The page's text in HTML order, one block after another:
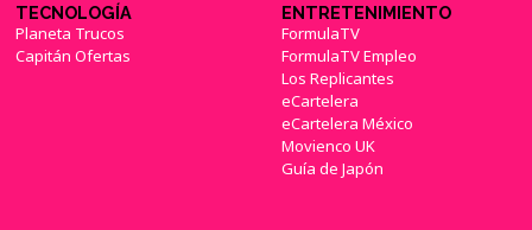
TECNOLOGÍA
Planeta Trucos
Capitán Ofertas
ENTRETENIMIENTO
FormulaTV
FormulaTV Empleo
Los Replicantes
eCartelera
eCartelera México
Movienco UK
Guía de Japón